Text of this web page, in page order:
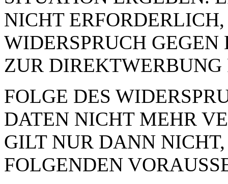
NICHT
WIDERSPRUCH
ZUR DIREKTWERBUNG
FOLGE DES
DATEN NICHT MEHR
GILT NUR DANN
FOLGENDEN